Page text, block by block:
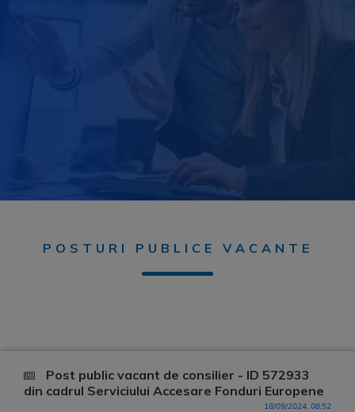
POSTURI PUBLICE VACANTE
Post public vacant de consilier - ID 572933
din cadrul Serviciului Accesare Fonduri Europene
18/09/2024, 08:52